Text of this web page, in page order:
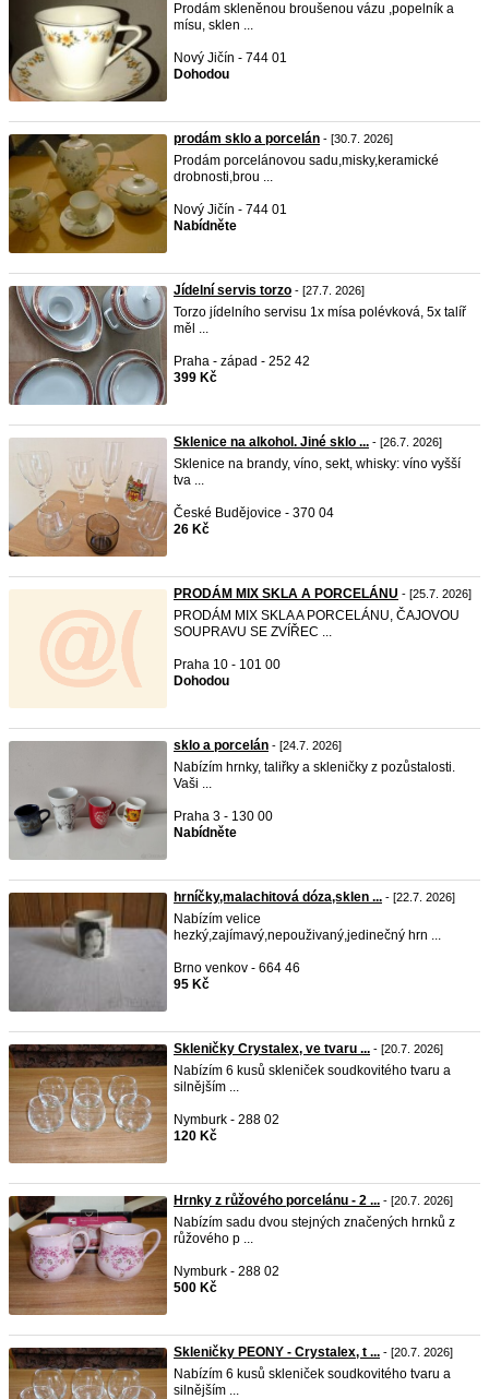
Prodám skleněnou broušenou vázu ,popelník a
mísu, sklen ...
Nový Jičín - 744 01
Dohodou
prodám sklo a porcelán - [30.7. 2026]
Prodám porcelánovou sadu,misky,keramické
drobnosti,brou ...
Nový Jičín - 744 01
Nabídněte
Jídelní servis torzo - [27.7. 2026]
Torzo jídelního servisu 1x mísa polévková, 5x talíř
měl ...
Praha - západ - 252 42
399 Kč
Sklenice na alkohol. Jiné sklo ... - [26.7. 2026]
Sklenice na brandy, víno, sekt, whisky: víno vyšší
tva ...
České Budějovice - 370 04
26 Kč
PRODÁM MIX SKLA A PORCELÁNU - [25.7. 2026]
PRODÁM MIX SKLA A PORCELÁNU, ČAJOVOU
SOUPRAVU SE ZVÍŘEC ...
Praha 10 - 101 00
Dohodou
sklo a porcelán - [24.7. 2026]
Nabízím hrnky, taliřky a skleničky z pozůstalosti.
Vaši ...
Praha 3 - 130 00
Nabídněte
hrníčky,malachitová dóza,sklen ... - [22.7. 2026]
Nabízím velice
hezký,zajímavý,nepouživaný,jedinečný hrn ...
Brno venkov - 664 46
95 Kč
Skleničky Crystalex, ve tvaru ... - [20.7. 2026]
Nabízím 6 kusů skleniček soudkovitého tvaru a
silnějším ...
Nymburk - 288 02
120 Kč
Hrnky z růžového porcelánu - 2 ... - [20.7. 2026]
Nabízím sadu dvou stejných značených hrnků z
růžového p ...
Nymburk - 288 02
500 Kč
Skleničky PEONY - Crystalex, t ... - [20.7. 2026]
Nabízím 6 kusů skleniček soudkovitého tvaru a
silnějším ...